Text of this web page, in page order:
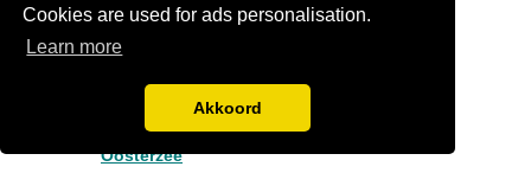
Cookies are used for ads personalisation.
Learn more
Akkoord
Oosternijkerk
Oosterstreek
Oosterwolde (Friesland)
Oosterwolde fr
Oosterzee